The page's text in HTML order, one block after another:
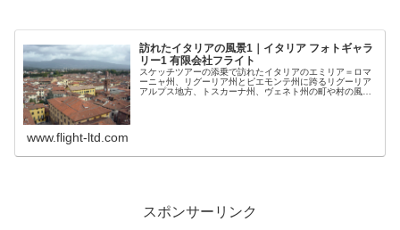
訪れたイタリアの風景1｜イタリア フォトギャラ
リー1 有限会社フライト
スケッチツアーの添乗で訪れたイタリアのエミリア＝ロマ
ーニャ州、リグーリア州とピエモンテ州に跨るリグーリア
アルプス地方、トスカーナ州、ヴェネト州の町や村の風景
www.flight-ltd.com
スポンサーリンク